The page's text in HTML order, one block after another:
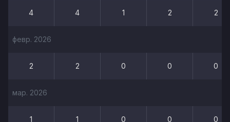
4 4 1 2 2
февр. 2026
2 2 0 0 0
мар. 2026
1 1 0 0 0